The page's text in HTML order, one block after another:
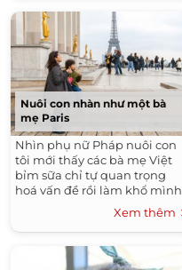
Nuôi con nhàn như một bà
mẹ Paris
Nhìn phụ nữ Pháp nuôi con
tôi mới thấy các bà mẹ Việt
bỉm sữa chỉ tự quan trọng
hoá vấn đề rồi làm khổ mình
Xem thêm